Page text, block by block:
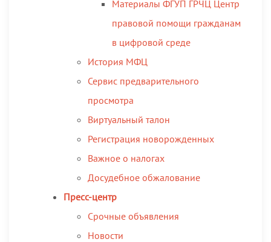
Материалы ФГУП ГРЧЦ Центр
правовой помощи гражданам
в цифровой среде
История МФЦ
Сервис предварительного
просмотра
Виртуальный талон
Регистрация новорожденных
Важное о налогах
Досудебное обжалование
Пресс-центр
Срочные объявления
Новости